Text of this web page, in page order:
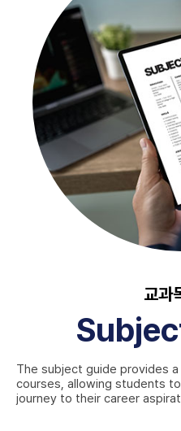
교과
The subject guide provides
courses, allowing students
journey to their career